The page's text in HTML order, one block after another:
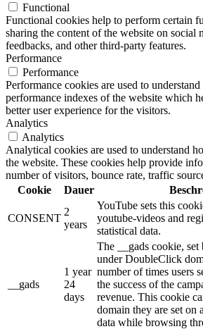
Functional
Functional cookies help to perform certain
sharing the content of the website on social
feedbacks, and other third-party features.
Performance
Performance
Performance cookies are used to
performance indexes of the website which
better user experience for the visitors.
Analytics
Analytics
Analytical cookies are used to understand
the website. These cookies help provide
number of visitors, bounce rate, traffic
Cookie
Dauer
CONSENT
2
years
YouTube sets this
youtube-videos and
statistical data.
__gads
1 year
24
days
The __gads cookie,
under DoubleClick
number of times users
the success of the
revenue. This cookie
domain they are set
data while browsing